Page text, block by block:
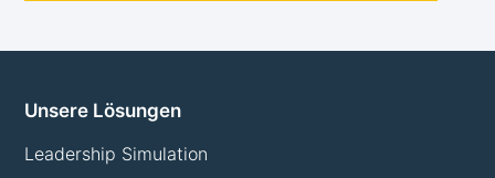
Unsere Lösungen
Leadership Simulation